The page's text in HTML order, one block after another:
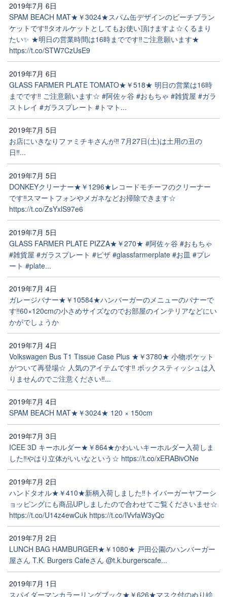
2019年7月 6日
SPAM BEACH MAT★￥3024★スパム缶デザインのビーチブラン
ケットです‼️タオルケットとしてもお使い頂けますよ☆くるまり
たい✨ ★明日の営業時間は16時までです‼️ご注意願います★
https://t.co/STW7CzUsE9
2019年7月 6日
GLASS FARMER PLATE TOMATO★￥518★ 明日の営業は16時
までです‼️ ご注意願います☆ #阿佐ヶ谷 #おもちゃ #雑貨屋 #ガラ
ストレイ #ガラスプレート #トマト...
2019年7月 5日
お店にいきなりファミチキさんが‼️ 7月27日(土)は土用の丑の
日‼️...
2019年7月 5日
DONKEYクリーナー★￥1296★レコードモチーフのクリーナー
です‼️スマートフォンやメガネなどお掃除できます☆
https://t.co/ZsYxlS97e6
2019年7月 5日
GLASS FARMER PLATE PIZZA★￥270★ #阿佐ヶ谷 #おもちゃ
#雑貨屋 #ガラスプレート #ピザ #glassfarmerplate #お皿 #プレ
ート #plate...
2019年7月 4日
ガレージバナー★￥10584★ハンバーガーのメニューのバナーで
す‼️60×120cmの小さめサイズなのでお部屋のインテリアなどにい
かがでしょうか
2019年7月 4日
Volkswagen Bus T1 Tissue Case Plus ★￥3780★ 小物ポケット
がついて再登場☆ 人気のアイテムです‼️ ボックスティッシュは入
りませんのでご注意ください‼️...
2019年7月 4日
SPAM BEACH MAT★￥3024★ 120 × 150cm
2019年7月 3日
ICEE 3D キーホルダー★￥864★かわいいキーホルダー入荷しま
した‼️やはり立体がいいなという☆ https://t.co/xERABivONe
2019年7月 2日
ハンドタオル★￥410★新柄入荷しました‼️トイバーガーヤフーシ
ョッピングにも商品UPしましたので合わせてご覧くださいませ☆
https://t.co/U14z4ewCuk https://t.co/IVvfaW3yQc
2019年7月 2日
LUNCH BAG HAMBURGER★￥1080★ 戸田公園のハンバーガー
屋さん T.K. Burgers Cafeさん @t.k.burgerscafe...
2019年7月 1日
スパイダーマンカラーリングブック★￥626★マスク付のぬり絵